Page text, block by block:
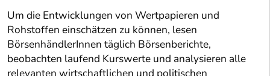
Um die Entwicklungen von Wertpapieren und
Rohstoffen einschätzen zu können, lesen
BörsenhändlerInnen täglich Börsenberichte,
beobachten laufend Kurswerte und analysieren alle